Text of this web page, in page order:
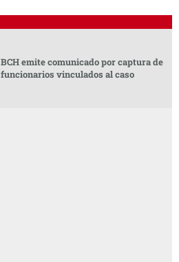
BCH emite comunicado por captura de
funcionarios vinculados al caso